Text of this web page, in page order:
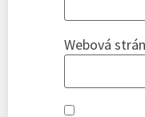
Webová